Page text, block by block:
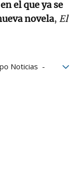
en el que ya se
novela, El
Noticias